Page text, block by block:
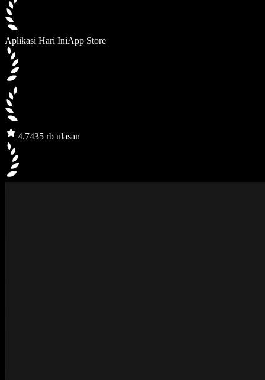
Aplikasi Hari IniApp Store
4.7435 rb ulasan